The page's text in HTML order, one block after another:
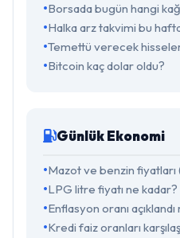
Borsada bugün hangi
Halka arz takvimi bu
Temettü verecek
Bitcoin kaç dolar oldu?
Günlük Ekonomi
Mazot ve benzin fiyatları
LPG litre fiyatı ne kadar?
Enflasyon oranı açıklandı
Kredi faiz oranları